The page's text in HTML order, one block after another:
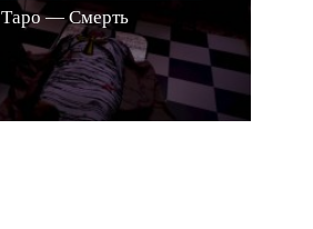
Таро — Смерть